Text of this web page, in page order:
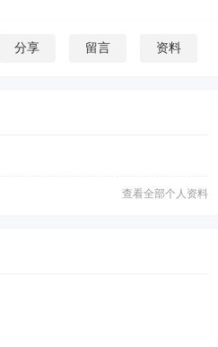
分享 留言 资料
查看全部个人资料